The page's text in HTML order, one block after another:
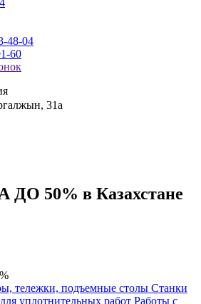
48-04
60
31а
50% в Казахстане
тележки, подъемные столы Станки
уплотнительных работ Работы с